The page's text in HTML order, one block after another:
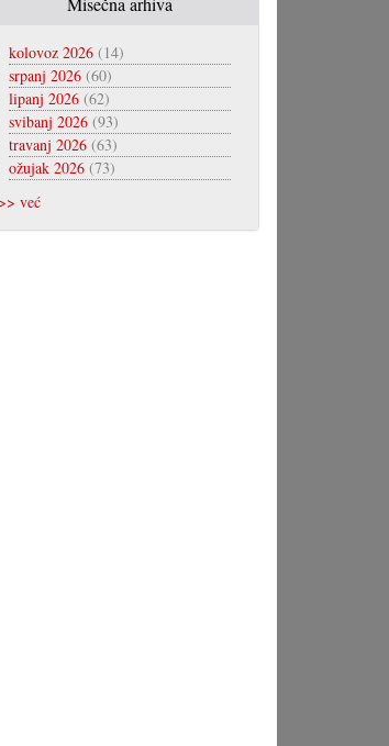
kolovoz 2026(14)
srpanj 2026(60)
lipanj 2026(62)
svibanj 2026(93)
travanj 2026(63)
ožujak 2026(73)
>> već